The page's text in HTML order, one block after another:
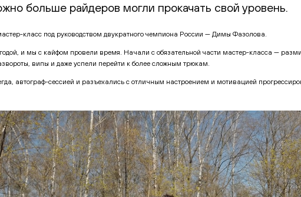
больше райдеров могли прокачать свой уровень.
класс под руководством двукратного чемпиона России — Димы Фазолова.
и мы с кайфом провели время. Начали с обязательной части мастер-класса —
випы и даже успели перейти к более сложным трюкам.
автограф-сессией и разъехались с отличным настроением и мотивацией